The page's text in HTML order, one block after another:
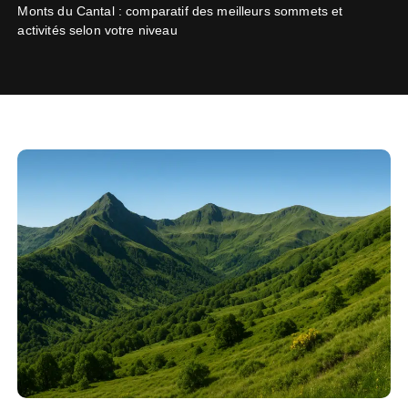
Monts du Cantal : comparatif des meilleurs sommets et
activités selon votre niveau